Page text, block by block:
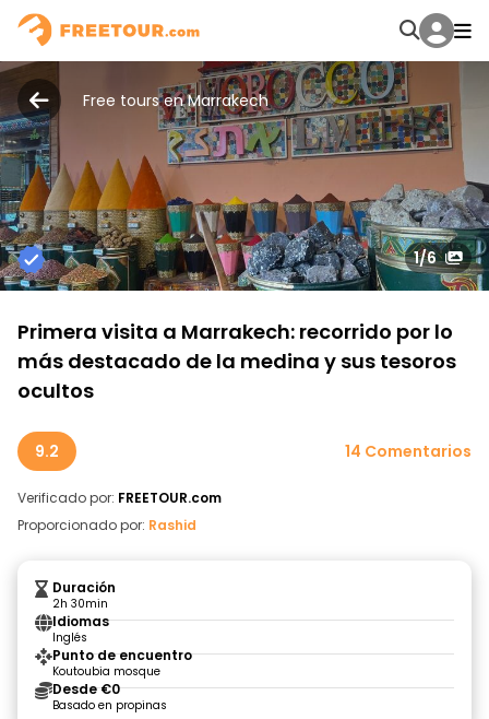
Free tours en Marrakech
1/6
Primera visita a Marrakech: recorrido por lo
más destacado de la medina y sus tesoros
ocultos
9.2 14 Comentarios
Verificado por: FREETOUR.com
Proporcionado por: Rashid
Duración
2h 30min
Idiomas
Inglés
Punto de encuentro
Koutoubia mosque
Desde €0
Basado en propinas